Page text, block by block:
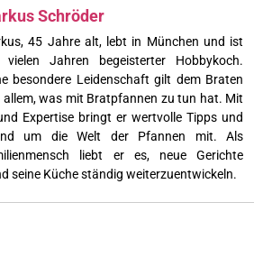
Schröder
45 Jahre alt, lebt in München und ist
vielen Jahren begeisterter Hobbykoch.
besondere Leidenschaft gilt dem Braten
allem, was mit Bratpfannen zu tun hat. Mit
Expertise bringt er wertvolle Tipps und
um die Welt der Pfannen mit. Als
liebt er es, neue Gerichte
seine Küche ständig weiterzuentwickeln.